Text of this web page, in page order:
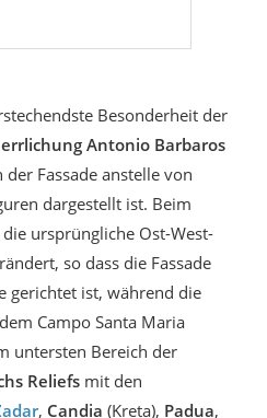
Besonderheit der
Antonio Barbaros
Fassade anstelle von
dargestellt ist. Beim
ursprüngliche Ost-West-
so dass die Fassade
gerichtet ist, während die
Campo Santa Maria
untersten Bereich der
Reliefs mit den
, Candia (Kreta), Padua,